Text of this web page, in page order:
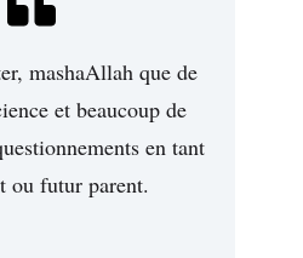
mashaAllah que de
et beaucoup de
en tant
ou futur parent.